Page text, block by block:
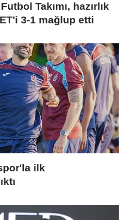
Takımı, hazırlık
3-1 mağlup etti
ilk